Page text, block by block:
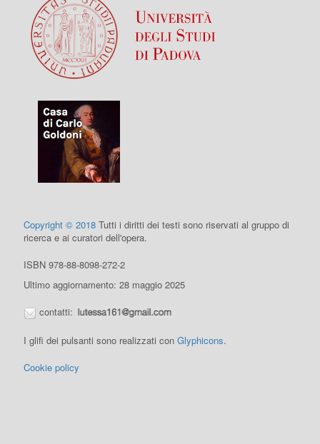
Copyright © 2018 Tutti i diritti dei testi sono riservati al gruppo di
ricerca e ai curatori dell'opera.
ISBN 978-88-8098-272-2
Ultimo aggiornamento: 28 maggio 2025
contatti:
I glifi dei pulsanti sono realizzati conGlyphicons.
Cookie policy